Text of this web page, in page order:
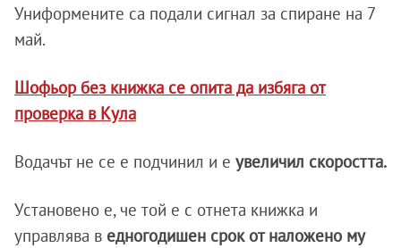
Униформените са подали сигнал за спиране на 7
май.
Шофьор без книжка се опита да избяга от
проверка в Кула
Водачът не се е подчинил и е увеличил скоростта.
Установено е, че той е с отнета книжка и
управлява в едногодишен срок от наложено му